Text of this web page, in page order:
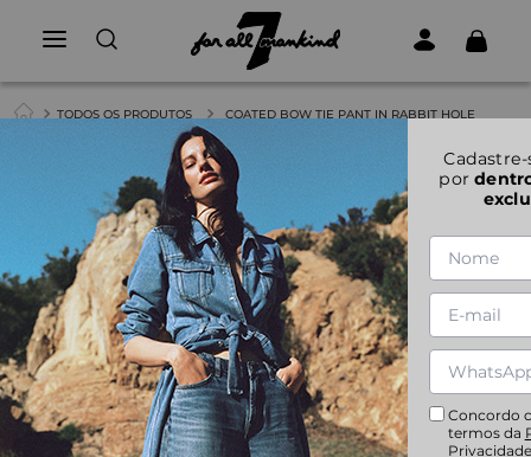
TODOS OS PRODUTOS COATED BOW TIE PANT IN RABBIT HOLE
por
Concordo
termos da
Privacidade